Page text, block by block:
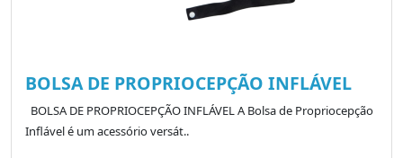
BOLSA DE PROPRIOCEPÇÃO INFLÁVEL
BOLSA DE PROPRIOCEPÇÃO INFLÁVEL A Bolsa de Propriocepção
Inflável é um acessório versát..